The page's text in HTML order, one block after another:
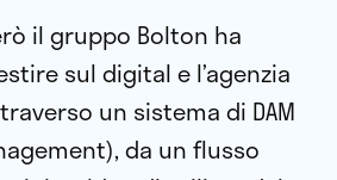
il gruppo Bolton ha
sul digital e l’agenzia
un sistema di DAM
da un flusso